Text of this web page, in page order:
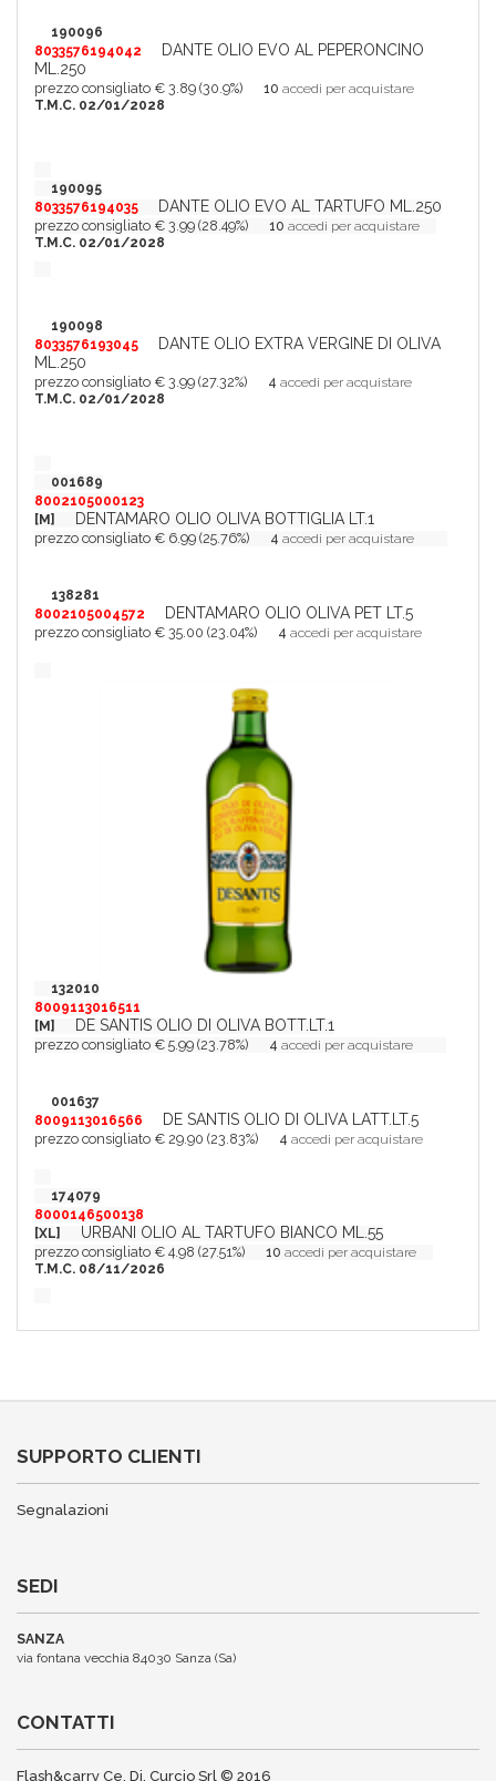
190096
8033576194042
DANTE OLIO EVO AL PEPERONCINO
ML.250
prezzo consigliato € 3.89 (30.9%) 10 accedi per acquistare
T.M.C. 02/01/2028
190095
8033576194035
DANTE OLIO EVO AL TARTUFO ML.250
prezzo consigliato € 3.99 (28.49%) 10 accedi per acquistare
T.M.C. 02/01/2028
190098
8033576193045
DANTE OLIO EXTRA VERGINE DI OLIVA
ML.250
prezzo consigliato € 3.99 (27.32%) 4 accedi per acquistare
T.M.C. 02/01/2028
001689
8002105000123
[M]
DENTAMARO OLIO OLIVA BOTTIGLIA LT.1
prezzo consigliato € 6.99 (25.76%) 4 accedi per acquistare
138281
8002105004572
DENTAMARO OLIO OLIVA PET LT.5
prezzo consigliato € 35.00 (23.04%) 4 accedi per acquistare
132010
8009113016511
[M]
DE SANTIS OLIO DI OLIVA BOTT.LT.1
prezzo consigliato € 5.99 (23.78%) 4 accedi per acquistare
001637
8009113016566
DE SANTIS OLIO DI OLIVA LATT.LT.5
prezzo consigliato € 29.90 (23.83%) 4 accedi per acquistare
174079
8000146500138
[XL]
URBANI OLIO AL TARTUFO BIANCO ML.55
prezzo consigliato € 4.98 (27.51%) 10 accedi per acquistare
T.M.C. 08/11/2026
SUPPORTO CLIENTI
Segnalazioni
SEDI
SANZA
via fontana vecchia 84030 Sanza (Sa)
CONTATTI
Flash&carry Ce. Di. Curcio Srl © 2016